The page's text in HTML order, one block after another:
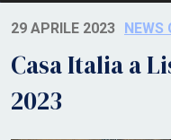
29 APRILE 2023 NEWS
Casa Italia a
2023